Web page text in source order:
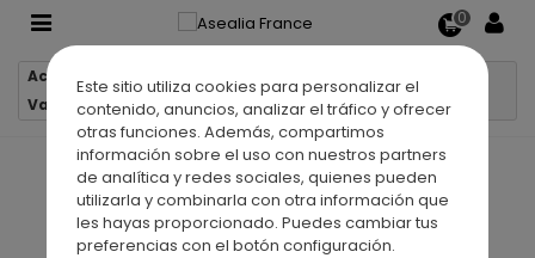
Este sitio utiliza cookies para personalizar el
contenido, anuncios, analizar el tráfico y ofrecer
otras funciones. Además, compartimos
información sobre el uso con nuestros partners
de analítica y redes sociales, quienes pueden
utilizarla y combinarla con otra información que
les hayas proporcionado. Puedes cambiar tus
preferencias con el botón configuración.
0
Accueil
Vasque à poser céramique MODERNISTE